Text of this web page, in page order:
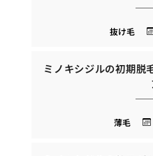
抜け毛
ミノキシジルの初期脱
薄毛